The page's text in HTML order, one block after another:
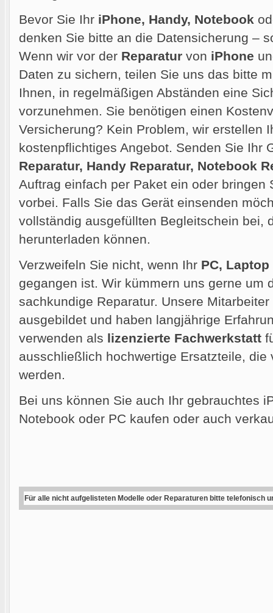
Bevor Sie Ihr iPhone, Handy, Notebook
denken Sie bitte an die Datensicherung –
Wenn wir vor der Reparatur von iPhone
Daten zu sichern, teilen Sie uns das bitte
Ihnen, in regelmäßigen Abständen eine
vorzunehmen. Sie benötigen einen
Versicherung? Kein Problem, wir erstellen
kostenpflichtiges Angebot. Senden Sie Ihr
Reparatur, Handy Reparatur, Notebook
Auftrag einfach per Paket ein oder bringen
vorbei. Falls Sie das Gerät einsenden
vollständig ausgefüllten Begleitschein bei,
herunterladen können.
Verzweifeln Sie nicht, wenn Ihr PC, Laptop
gegangen ist. Wir kümmern uns gerne um
sachkundige Reparatur. Unsere
ausgebildet und haben langjährige
verwenden als lizenzierte Fachwerkstatt
ausschließlich hochwertige Ersatzteile, die
werden.
Bei uns können Sie auch Ihr gebrauchtes
Notebook oder PC kaufen oder auch
Für alle nicht aufgelisteten Modelle oder Reparaturen bitte telefonisch